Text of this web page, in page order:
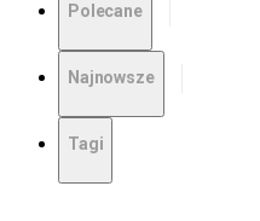
Polecane
Najnowsze
Tagi